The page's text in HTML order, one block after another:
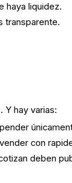
haya liquidez.
transparente.
Y hay varias:
con
deben